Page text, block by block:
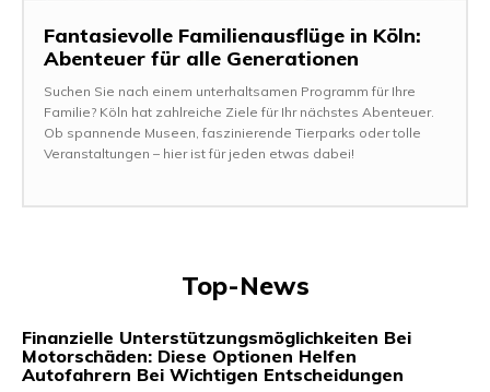
Fantasievolle Familienausflüge in Köln:
Abenteuer für alle Generationen
Suchen Sie nach einem unterhaltsamen Programm für Ihre
Familie? Köln hat zahlreiche Ziele für Ihr nächstes Abenteuer.
Ob spannende Museen, faszinierende Tierparks oder tolle
Veranstaltungen – hier ist für jeden etwas dabei!
Top-News
Finanzielle Unterstützungsmöglichkeiten Bei
Motorschäden: Diese Optionen Helfen
Autofahrern Bei Wichtigen Entscheidungen